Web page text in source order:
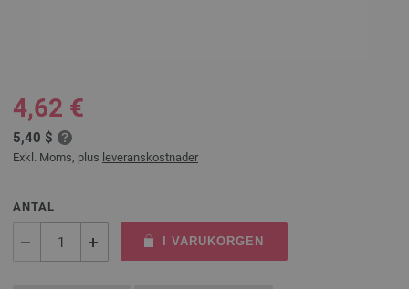
4,62 €
5,40 $
Exkl. Moms, plus leveranskostnader
ANTAL
I VARUKORGEN